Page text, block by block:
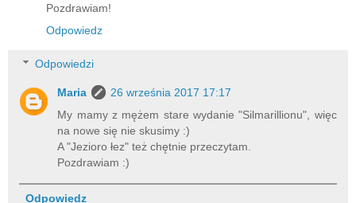
Pozdrawiam!
Odpowiedz
Odpowiedzi
Maria
26 września 2017 17:17
My mamy z mężem stare wydanie "Silmarillionu", więc
na nowe się nie skusimy :)
A "Jezioro łez" też chętnie przeczytam.
Pozdrawiam :)
Odpowiedz